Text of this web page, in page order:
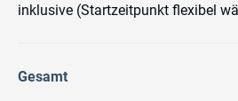
inklusive (Startzeitpunkt flexibel
Gesamt